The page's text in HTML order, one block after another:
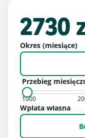
2730
Okres (miesiące)
Przebieg
1000
Wpłata własna